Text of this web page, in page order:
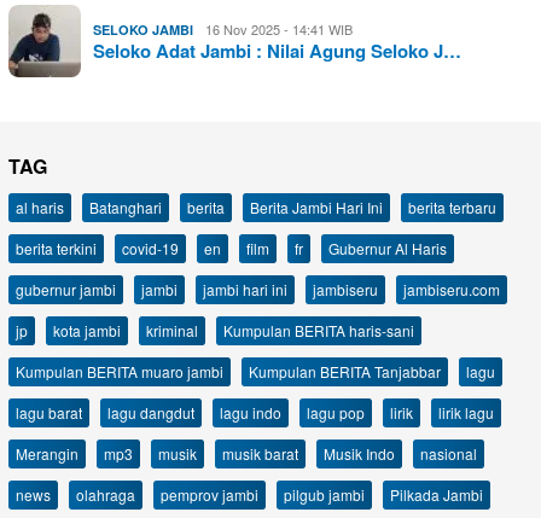
SELOKO JAMBI 16 Nov 2025 - 14:41 WIB
Seloko Adat Jambi : Nilai Agung Seloko J…
TAG
al haris Batanghari berita Berita Jambi Hari Ini
berita terbaru
berita terkini
covid-19 en film fr
Gubernur Al Haris
gubernur jambi
jambi jambi hari ini jambiseru
jambiseru.com
jp
kota jambi kriminal
Kumpulan BERITA haris-sani
Kumpulan BERITA muaro jambi
Kumpulan BERITA Tanjabbar
lagu
lagu barat
lagu dangdut lagu indo lagu pop lirik
lirik lagu
Merangin
mp3 musik musik barat Musik Indo
nasional
news
olahraga pemprov jambi pilgub jambi
Pilkada Jambi